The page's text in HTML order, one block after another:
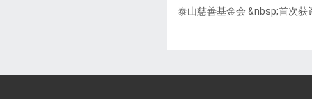
泰山慈善基金会 &nbsp;首次